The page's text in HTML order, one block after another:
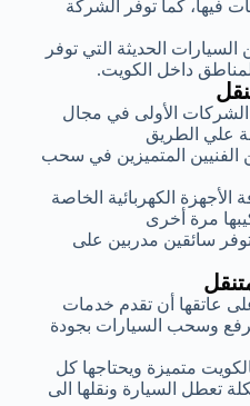
فيها، كما توفر الشركة
الحديثة التي توفر
داخل الكويت.
الأولى في مجال
علي الطريق
المتميزين في سحب
الكهربائية الخاصة
مرة أخرى
سائقين مدربين على
عاتقها أن تقدم خدمات
برفع وسحب السيارات بجودة
متميزة ويحتاجها كل
تعطل السيارة ونقلها الى